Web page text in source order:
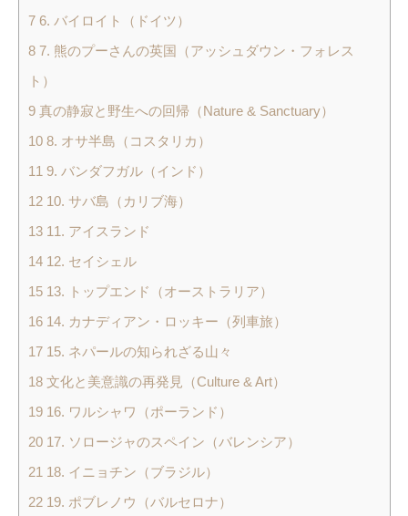
7 6. バイロイト（ドイツ）
8 7. 熊のプーさんの英国（アッシュダウン・フォレス
ト）
9 真の静寂と野生への回帰（Nature & Sanctuary）
10 8. オサ半島（コスタリカ）
11 9. バンダフガル（インド）
12 10. サバ島（カリブ海）
13 11. アイスランド
14 12. セイシェル
15 13. トップエンド（オーストラリア）
16 14. カナディアン・ロッキー（列車旅）
17 15. ネパールの知られざる山々
18 文化と美意識の再発見（Culture & Art）
19 16. ワルシャワ（ポーランド）
20 17. ソロージャのスペイン（バレンシア）
21 18. イニョチン（ブラジル）
22 19. ポブレノウ（バルセロナ）